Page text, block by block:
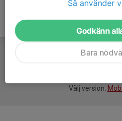
Välj version: Mobil
Så använder
Godkänn
Bara